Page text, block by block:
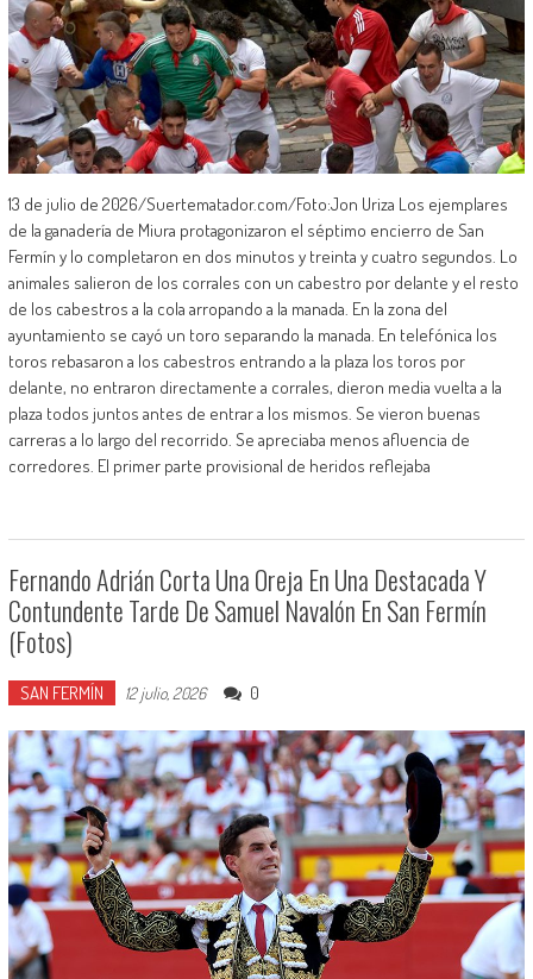
13 de julio de 2026/Suertematador.com/Foto:Jon Uriza Los ejemplares
de la ganadería de Miura protagonizaron el séptimo encierro de San
Fermín y lo completaron en dos minutos y treinta y cuatro segundos. Lo
animales salieron de los corrales con un cabestro por delante y el resto
de los cabestros a la cola arropando a la manada. En la zona del
ayuntamiento se cayó un toro separando la manada. En telefónica los
toros rebasaron a los cabestros entrando a la plaza los toros por
delante, no entraron directamente a corrales, dieron media vuelta a la
plaza todos juntos antes de entrar a los mismos. Se vieron buenas
carreras a lo largo del recorrido. Se apreciaba menos afluencia de
corredores. El primer parte provisional de heridos reflejaba
Fernando Adrián Corta Una Oreja En Una Destacada Y
Contundente Tarde De Samuel Navalón En San Fermín
(Fotos)
SAN FERMÍN 12 julio, 2026 0